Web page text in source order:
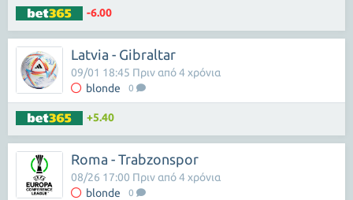
-6.00
Latvia - Gibraltar
blonde 0
09/01 18:45 Πριν από 4 χρόνια
+5.40
Roma - Trabzonspor
blonde 0
08/26 17:00 Πριν από 4 χρόνια